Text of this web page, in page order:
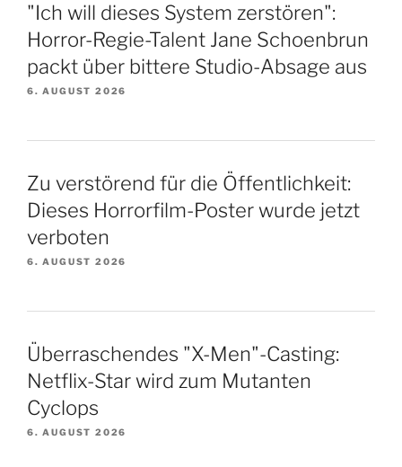
"Ich will dieses System zerstören":
Horror-Regie-Talent Jane Schoenbrun
packt über bittere Studio-Absage aus
6. AUGUST 2026
Zu verstörend für die Öffentlichkeit:
Dieses Horrorfilm-Poster wurde jetzt
verboten
6. AUGUST 2026
Überraschendes "X-Men"-Casting:
Netflix-Star wird zum Mutanten
Cyclops
6. AUGUST 2026